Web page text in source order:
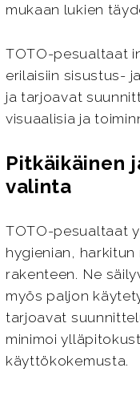
mukaan lukien
TOTO-pesualtaat
erilaisiin sisustus-
ja tarjoavat
visuaalisia ja
Pitkäikäinen
valinta
TOTO-pesualtaat
hygienian,
rakenteen. Ne
myös paljon
tarjoavat
minimoi
käyttökokemusta.